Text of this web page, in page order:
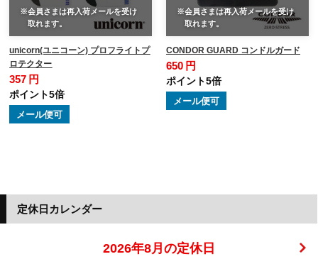
※会員さまは再入荷メールを受け
取れます。
unicorn(ユニコーン) プロフライトプ
ロテクター
357 円
ポイント5倍
メール便可
※会員さまは再入荷メールを受け
取れます。
CONDOR GUARD コンドルガード
650 円
ポイント5倍
メール便可
定休日カレンダー
2026年8月の定休日